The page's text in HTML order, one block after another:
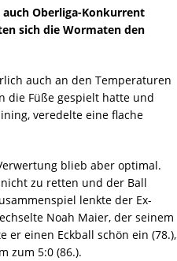
auch Oberliga-Konkurrent
sich die Wormaten den
auch an den Temperaturen
die Füße gespielt hatte und
veredelte eine flache
blieb aber optimal.
zu retten und der Ball
lenkte der Ex-
Noah Maier, der seinem
er einen Eckball schön ein (78.),
zum 5:0 (86.).